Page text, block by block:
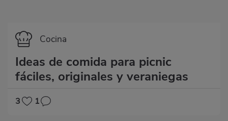
Categoría
Cocina
Ideas de comida para picnic
fáciles, originales y veraniegas
3 1